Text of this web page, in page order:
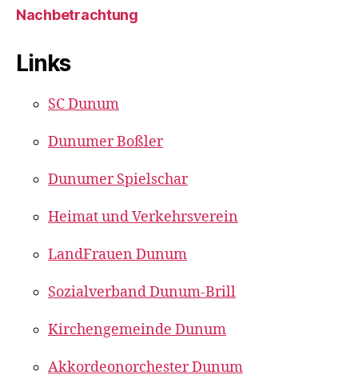
Nachbetrachtung
Links
SC Dunum
Dunumer Boßler
Dunumer Spielschar
Heimat und Verkehrsverein
LandFrauen Dunum
Sozialverband Dunum-Brill
Kirchengemeinde Dunum
Akkordeonorchester Dunum